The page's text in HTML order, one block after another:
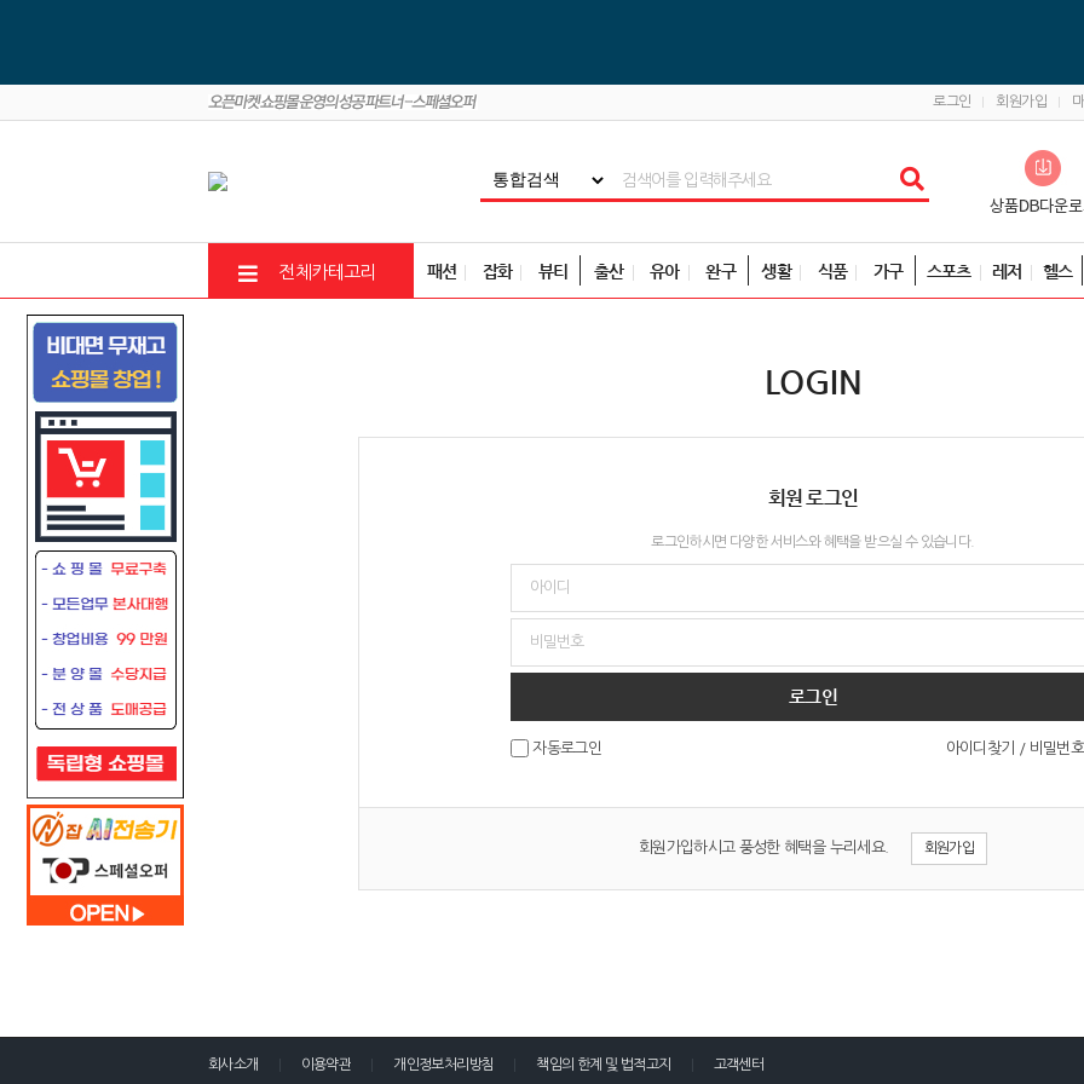
로그인 회원가입
전체카테고리 패션 잡화 뷰티 출산 유아 완구 생활 식품 가구 스포츠 레저 헬스
LOGIN
회원 로그인
로그인하시면 다양한 서비스와 혜택을 받으실 수 있습니다.
로그인
자동로그인 아이디찾기 / 비밀번
회원가입하시고 풍성한 혜택을 누리세요. 회원가입
회사소개 이용약관 개인정보처리방침 책임의 한계 및 법적고지 고객센터